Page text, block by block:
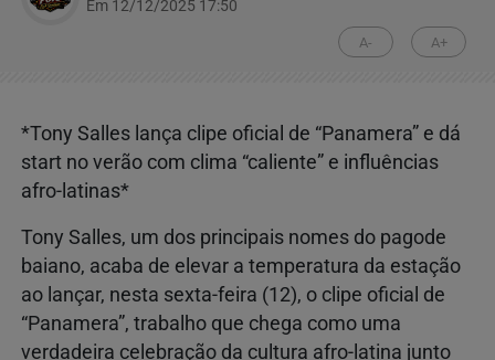
Em 12/12/2025 17:50
A- A+
*Tony Salles lança clipe oficial de “Panamera” e dá
start no verão com clima “caliente” e influências
afro-latinas*
Tony Salles, um dos principais nomes do pagode
baiano, acaba de elevar a temperatura da estação
ao lançar, nesta sexta-feira (12), o clipe oficial de
“Panamera”, trabalho que chega como uma
verdadeira celebração da cultura afro-latina junto